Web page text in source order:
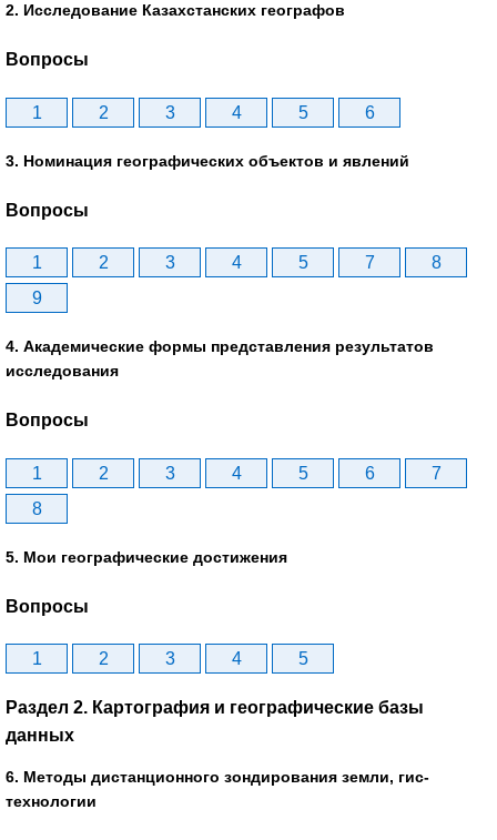
2. Исследование Казахстанских географов
Вопросы
1 2 3 4 5 6
3. Номинация географических объектов и явлений
Вопросы
1 2 3 4 5 7
8
9
4. Академические формы представления результатов
исследования
Вопросы
1 2 3 4 5 6
7
8
5. Мои географические достижения
Вопросы
1 2 3 4 5
Раздел 2. Картография и географические базы
данных
6. Методы дистанционного зондирования земли, гис-
технологии